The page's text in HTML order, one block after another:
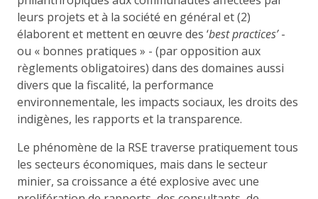
leurs projets et à la société en général et (2)
élaborent et mettent en œuvre des ‘best practices’-
ou « bonnes pratiques » - (par opposition aux
règlements obligatoires) dans des domaines aussi
divers que la fiscalité, la performance
environnementale, les impacts sociaux, les droits des
indigènes, les rapports et la transparence.
Le phénomène de la RSE traverse pratiquement tous
les secteurs économiques, mais dans le secteur
minier, sa croissance a été explosive avec une